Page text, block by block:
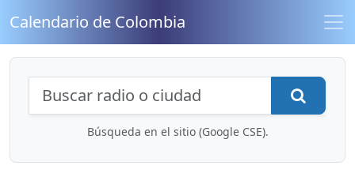
Calendario de Colombia
Búsqueda de radios y contenidos
Búsqueda en el sitio (Google CSE).